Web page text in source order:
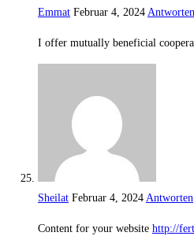
Emmat Februar 4, 2024 Antworten
I offer mutually beneficial
Sheilat Februar 4, 2024 Antworten
Content for your website http://